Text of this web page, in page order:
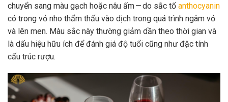
chuyển sang màu gạch hoặc nâu ấm — do sắc tố anthocyanin
có trong vỏ nho thẩm thấu vào dịch trong quá trình ngâm vỏ
và lên men. Màu sắc này thường giảm dần theo thời gian và
là dấu hiệu hữu ích để đánh giá độ tuổi cũng như đặc tính
cấu trúc rượu.